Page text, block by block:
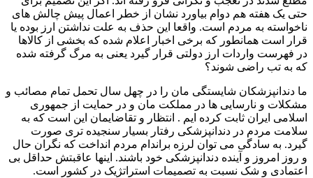
حتی یک هفته هم دوام بیاورد نشان از خطر اعمال پیش چالش های
ناخواسته به مردم است. واقعا این حذف به علت نداشتن ارز بوده یا
قرار است همانطور که برخی اخبار اعلام شده که بخشی از کالاها
در فهرست واردات ارز دولتی قرار گیرد یعنی به مرگ گرفته شده
که به تب راضی شوند؟
ما دندانپزشکان شایستگی مان را در چهل سال تحمل تمام مصائب و
مشکلات و نارسایی ها در مملکت مان و در حمایت از جمهوری
اسلامی ایران ثابت کرده ایم . انتظار و تقاضایمان این است که به
سلامت مردم در دندانپزشکی رفتار بسیار سنجیده تری صورت
گیرد. به سادگی می توان لرزه براندام مردم انداخت که نگران حال
و روز امروز و آینده دندانپزشکی خود باشند. اینها عاقبتش حداقل بی
اعتمادی و شک نسبت به تصمیمات استراتژیک در کشور است.